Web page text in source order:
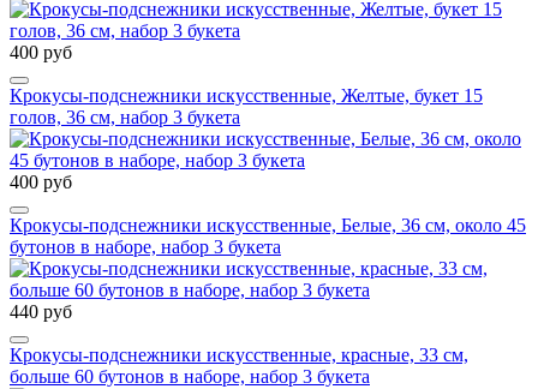
400 руб
Крокусы-подснежники искусственные, Желтые, букет 15
голов, 36 см, набор 3 букета
400 руб
Крокусы-подснежники искусственные, Белые, 36 см, около 45
бутонов в наборе, набор 3 букета
440 руб
Крокусы-подснежники искусственные, красные, 33 см,
больше 60 бутонов в наборе, набор 3 букета